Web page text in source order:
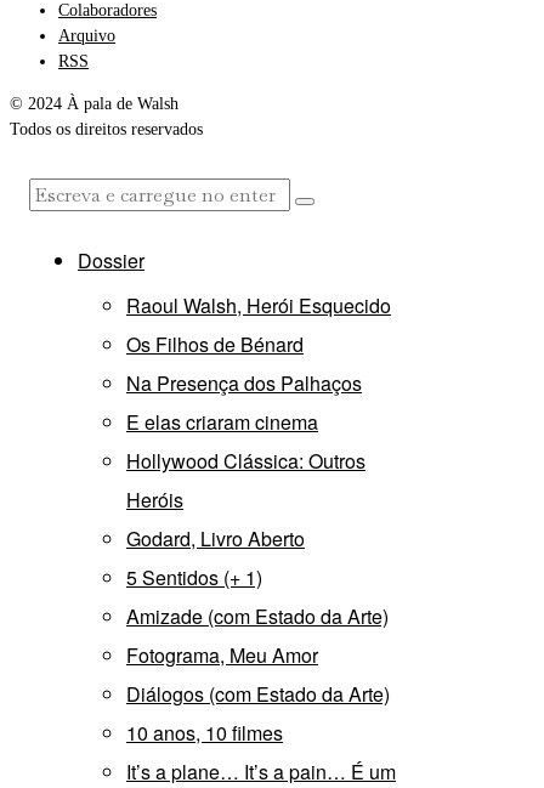
Colaboradores
Arquivo
RSS
© 2024 À pala de Walsh
Todos os direitos reservados
Dossier
Raoul Walsh, Herói Esquecido
Os Filhos de Bénard
Na Presença dos Palhaços
E elas criaram cinema
Hollywood Clássica: Outros
Heróis
Godard, Livro Aberto
5 Sentidos (+ 1)
Amizade (com Estado da Arte)
Fotograma, Meu Amor
Diálogos (com Estado da Arte)
10 anos, 10 filmes
It’s a plane… It’s a pain… É um